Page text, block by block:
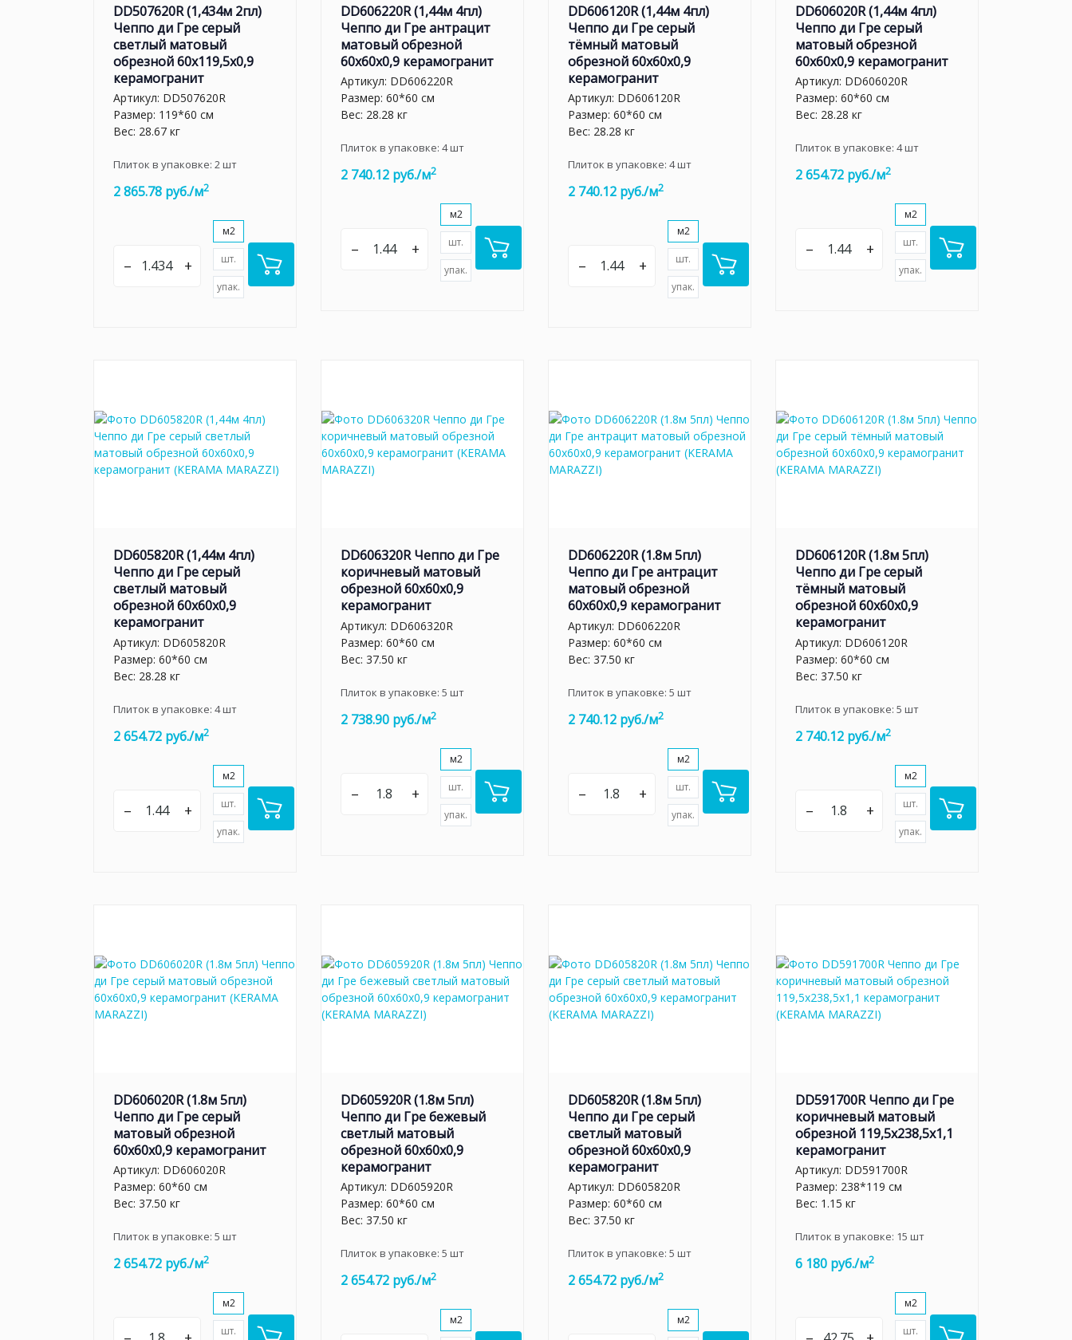
DD507620R (1,434м 2пл)
Чеппо ди Гре серый
светлый матовый
обрезной 60x119,5x0,9
керамогранит
Артикул: DD507620R
Размер: 119*60 см
Вес: 28.67 кг
Плиток в упаковке: 2шт
2 865.78 руб./м2
– +
м2
шт.
упак.
DD606220R (1,44м 4пл)
Чеппо ди Гре антрацит
матовый обрезной
60x60x0,9 керамогранит
Артикул: DD606220R
Размер: 60*60 см
Вес: 28.28 кг
Плиток в упаковке: 4шт
2 740.12 руб./м2
– +
м2
шт.
упак.
DD606120R (1,44м 4пл)
Чеппо ди Гре серый
тёмный матовый
обрезной 60x60x0,9
керамогранит
Артикул: DD606120R
Размер: 60*60 см
Вес: 28.28 кг
Плиток в упаковке: 4шт
2 740.12 руб./м2
– +
м2
шт.
упак.
DD606020R (1,44м 4пл)
Чеппо ди Гре серый
матовый обрезной
60x60x0,9 керамогранит
Артикул: DD606020R
Размер: 60*60 см
Вес: 28.28 кг
Плиток в упаковке: 4шт
2 654.72 руб./м2
– +
м2
шт.
упак.
DD605820R (1,44м 4пл)
Чеппо ди Гре серый
светлый матовый
обрезной 60x60x0,9
керамогранит
Артикул: DD605820R
Размер: 60*60 см
Вес: 28.28 кг
Плиток в упаковке: 4шт
2 654.72 руб./м2
– +
м2
шт.
упак.
DD606320R Чеппо ди Гре
коричневый матовый
обрезной 60x60x0,9
керамогранит
Артикул: DD606320R
Размер: 60*60 см
Вес: 37.50 кг
Плиток в упаковке: 5 шт
2 738.90 руб./м2
– +
м2
шт.
упак.
DD606220R (1.8м 5пл)
Чеппо ди Гре антрацит
матовый обрезной
60x60x0,9 керамогранит
Артикул: DD606220R
Размер: 60*60 см
Вес: 37.50 кг
Плиток в упаковке: 5 шт
2 740.12 руб./м2
– +
м2
шт.
упак.
DD606120R (1.8м 5пл)
Чеппо ди Гре серый
тёмный матовый
обрезной 60x60x0,9
керамогранит
Артикул: DD606120R
Размер: 60*60 см
Вес: 37.50 кг
Плиток в упаковке: 5 шт
2 740.12 руб./м2
– +
м2
шт.
упак.
DD606020R (1.8м 5пл)
Чеппо ди Гре серый
матовый обрезной
60x60x0,9 керамогранит
Артикул: DD606020R
Размер: 60*60 см
Вес: 37.50 кг
Плиток в упаковке: 5 шт
2 654.72 руб./м2
м2
шт.
DD605920R (1.8м 5пл)
Чеппо ди Гре бежевый
светлый матовый
обрезной 60x60x0,9
керамогранит
Артикул: DD605920R
Размер: 60*60 см
Вес: 37.50 кг
Плиток в упаковке: 5 шт
2 654.72 руб./м2
м2
DD605820R (1.8м 5пл)
Чеппо ди Гре серый
светлый матовый
обрезной 60x60x0,9
керамогранит
Артикул: DD605820R
Размер: 60*60 см
Вес: 37.50 кг
Плиток в упаковке: 5 шт
2 654.72 руб./м2
м2
DD591700R Чеппо ди Гре
коричневый матовый
обрезной 119,5x238,5x1,1
керамогранит
Артикул: DD591700R
Размер: 238*119 см
Вес: 1.15 кг
Плиток в упаковке: 15 шт
6 180 руб./м2
м2
шт.